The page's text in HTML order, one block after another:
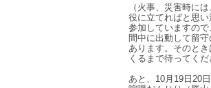
（火事、災害時に
役に立てればと思い
参加していますの
間中に出動して留守
あります。そのとき
くるまで待ってくだ
あと、10月19日20